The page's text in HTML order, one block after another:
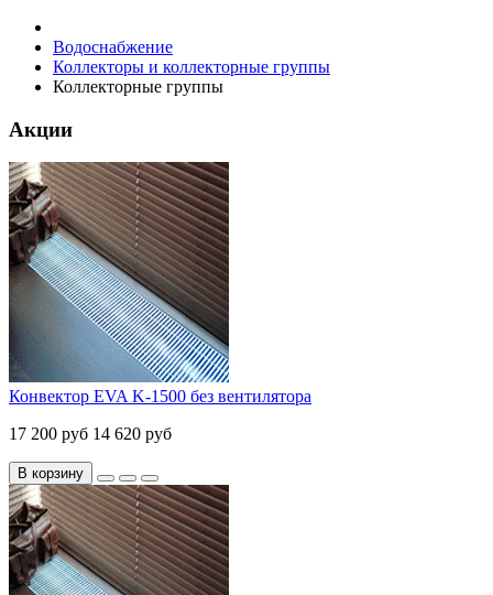
Водоснабжение
Коллекторы и коллекторные группы
Коллекторные группы
Акции
Конвектор EVA K-1500 без вентилятора
17 200 руб 14 620 руб
В корзину